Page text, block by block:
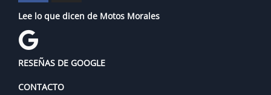
Lee lo que dicen de Motos Morales
RESEÑAS DE GOOGLE
CONTACTO